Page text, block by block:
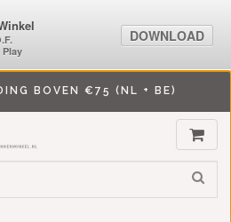
BOVEN €75 (NL + BE)
Play
DOWNLOAD
Play
DOWNLOAD